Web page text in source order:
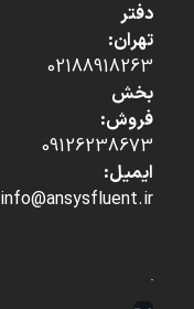
دفتر
تهران:
02188918263
بخش
فروش:
09126238673
ایمیل:
info@ansysfluent.ir